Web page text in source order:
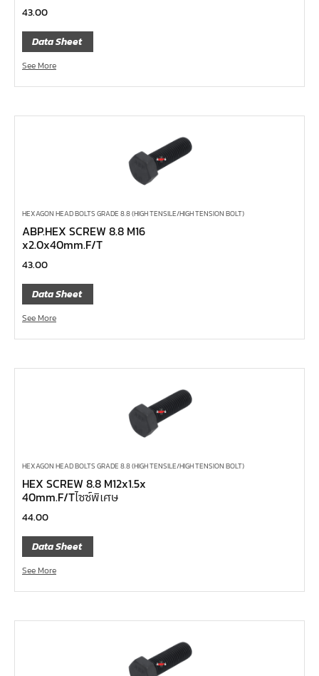
เหล็กส่ง
ค้อนพลาสติก
ค้อนช่างเหล็ก
ค้อนทุบหิน
ค้อนหัวกลม
คีมหนีบ-ถ่างแหวน
คีมปากนกแก้ว,​คีมตัดตะปู
คีมปากแหลม
คีมปากเฉียง
คีมคอม้า
คีมปากจิ้งจก
ลูกบ๊อกซ์ลม ขนาด 1.1/2"
ลูกบ๊อกซ์ลม ขนาด 3/4"
ลูกบ๊อกซ์ลม ขนาด 3/8"
ลูกบ๊อกซ์ลม ขนาด 1/4"
ลูกบ๊อกซ์ ผ่า
ลูกบ๊อกซ์ ท๊อกซ์ พลัส 1/2"
ลูกบ๊อกซ์ ท๊อกซ์ บ๊อกข้ออ่อน 1/4", 3/8", 1/2"
ลูกบ๊อกซ์ Nut Grip สั้น ยาว, กึ่งยาว, ลูกบ๊อกซ์ Nut Grip บ๊
43.00
Data Sheet
See More
HEXAGON HEAD BOLTS GRADE 8.8 (HIGH TENSILE/HIGH TENSION BOLT)
ABP.HEX SCREW 8.8 M16
x2.0x40mm.F/T
43.00
Data Sheet
See More
HEXAGON HEAD BOLTS GRADE 8.8 (HIGH TENSILE/HIGH TENSION BOLT)
HEX SCREW 8.8 M12x1.5x
40mm.F/Tไซซ์พิเศษ
44.00
Data Sheet
See More